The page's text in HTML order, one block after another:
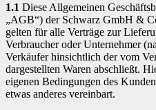
1.1 Diese Allgemeinen
„AGB“) der Schwarz GmbH &
gelten für alle Verträge zur
Verbraucher oder Unternehmer
Verkäufer hinsichtlich der vom
dargestellten Waren abschließt.
eigenen Bedingungen des
etwas anderes vereinbart.